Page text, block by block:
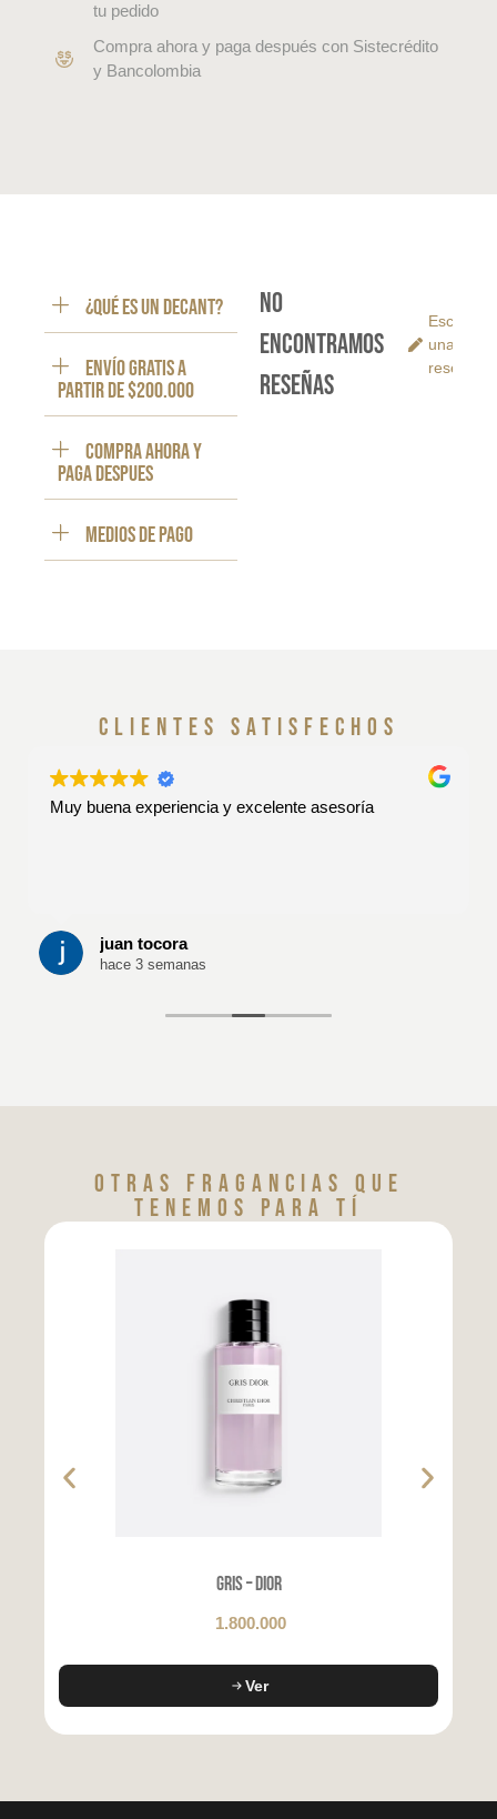
tu pedido
Compra ahora y paga después con Sistecrédito
y Bancolombia
¿Qué es un decant?
ENVÍO GRATIS a
partir de $200.000
Compra ahora y
paga despues
Medios de pago
No
encontramos
reseñas
Escribe
una
reseña
clientes satisfechos
Muy buena experiencia y excelente asesoría
juan tocora
hace 3 semanas
Otras fragancias que
tenemos para tí
Gris – Dior
1.800.000
Ver